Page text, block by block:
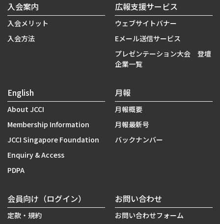
入会案内
入会メリット
入会方法
広報支援サービス
ウェブサイトバナー
Eメール送信サービス
プレゼンテーション大会 登壇
企業一覧
English
About JCCI
Membership Information
JCCI Singapore Foundation
Enquiry & Access
PDPA
月報
月報概要
月報最新号
バックナンバー
会員向け（ログイン）
定款・規約
お問い合わせ
お問い合わせフォーム